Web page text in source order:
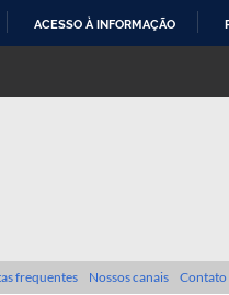
ACESSO À INFORMAÇÃO
frequentes Nossos canais Contato